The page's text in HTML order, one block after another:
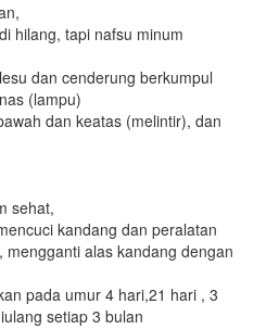
hilang, tapi nafsu minum
dan cenderung berkumpul
(lampu)
dan keatas (melintir), dan
sehat,
kandang dan peralatan
mengganti alas kandang dengan
pada umur 4 hari,21 hari , 3
setiap 3 bulan